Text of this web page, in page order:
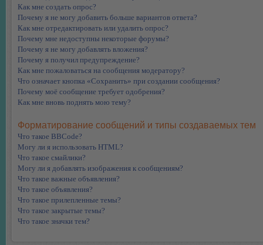
Как мне создать опрос?
Почему я не могу добавить больше вариантов ответа?
Как мне отредактировать или удалить опрос?
Почему мне недоступны некоторые форумы?
Почему я не могу добавлять вложения?
Почему я получил предупреждение?
Как мне пожаловаться на сообщения модератору?
Что означает кнопка «Сохранить» при создании сообщения?
Почему моё сообщение требует одобрения?
Как мне вновь поднять мою тему?
Форматирование сообщений и типы создаваемых тем
Что такое BBCode?
Могу ли я использовать HTML?
Что такое смайлики?
Могу ли я добавлять изображения к сообщениям?
Что такое важные объявления?
Что такое объявления?
Что такое прилепленные темы?
Что такое закрытые темы?
Что такое значки тем?